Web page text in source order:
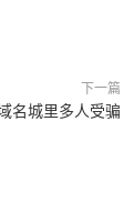
下一篇
名城里多人受骗